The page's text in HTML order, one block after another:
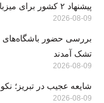
پیشنهاد ۲ کشور برای میزبانی تراکتور در لیگ نخبگان آسیا
2026-08-09
بررسی حضور باشگاه‌های
تشک آمدند
2026-08-09
شایعه عجیب در تبریز؛
2026-08-09